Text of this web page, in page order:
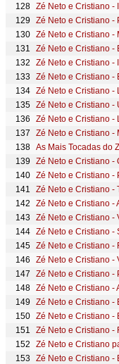
Zé Neto e Cristiano -
As Mais Tocadas do
Zé Neto e Cristiano -